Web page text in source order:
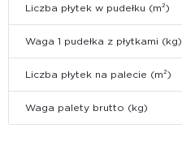
Liczba płytek w pudełku (m²)
Waga 1 pudełka z płytkami (kg)
Liczba płytek na palecie (m²)
Waga palety brutto (kg)